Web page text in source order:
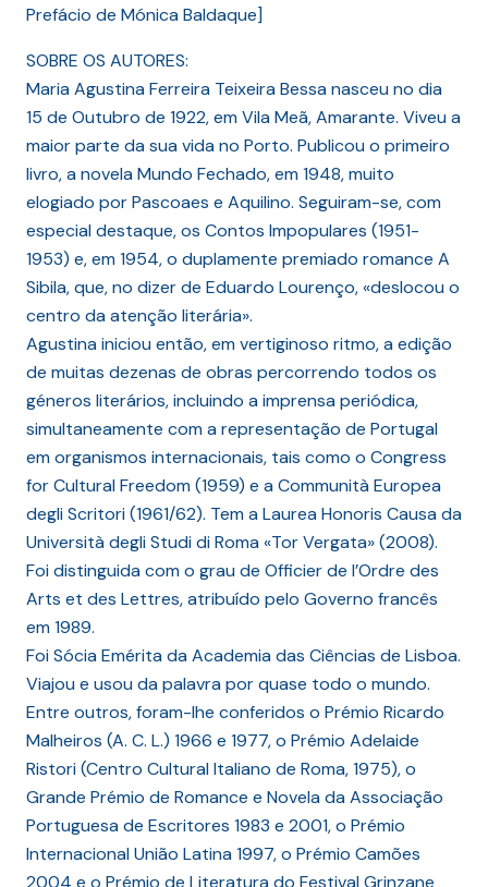
Prefácio de Mónica Baldaque]
SOBRE OS AUTORES:
Maria Agustina Ferreira Teixeira Bessa nasceu no dia
15 de Outubro de 1922, em Vila Meã, Amarante. Viveu a
maior parte da sua vida no Porto. Publicou o primeiro
livro, a novela Mundo Fechado, em 1948, muito
elogiado por Pascoaes e Aquilino. Seguiram-se, com
especial destaque, os Contos Impopulares (1951-
1953) e, em 1954, o duplamente premiado romance A
Sibila, que, no dizer de Eduardo Lourenço, «deslocou o
centro da atenção literária».
Agustina iniciou então, em vertiginoso ritmo, a edição
de muitas dezenas de obras percorrendo todos os
géneros literários, incluindo a imprensa periódica,
simultaneamente com a representação de Portugal
em organismos internacionais, tais como o Congress
for Cultural Freedom (1959) e a Communità Europea
degli Scritori (1961/62). Tem a Laurea Honoris Causa da
Università degli Studi di Roma «Tor Vergata» (2008).
Foi distinguida com o grau de Officier de l’Ordre des
Arts et des Lettres, atribuído pelo Governo francês
em 1989.
Foi Sócia Emérita da Academia das Ciências de Lisboa.
Viajou e usou da palavra por quase todo o mundo.
Entre outros, foram-lhe conferidos o Prémio Ricardo
Malheiros (A. C. L.) 1966 e 1977, o Prémio Adelaide
Ristori (Centro Cultural Italiano de Roma, 1975), o
Grande Prémio de Romance e Novela da Associação
Portuguesa de Escritores 1983 e 2001, o Prémio
Internacional União Latina 1997, o Prémio Camões
2004 e o Prémio de Literatura do Festival Grinzane